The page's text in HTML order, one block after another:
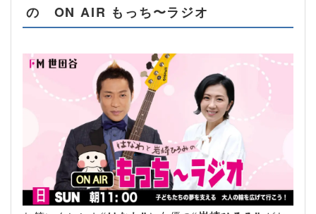
の ON AIR もっち〜ラジオ